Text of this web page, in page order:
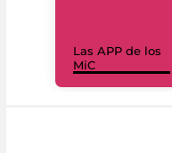
Las APP de los
MiC